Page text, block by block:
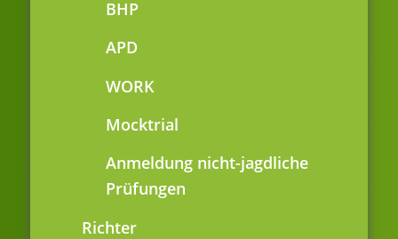
BHP
APD
WORK
Mocktrial
Anmeldung nicht-jagdliche
Prüfungen
Richter